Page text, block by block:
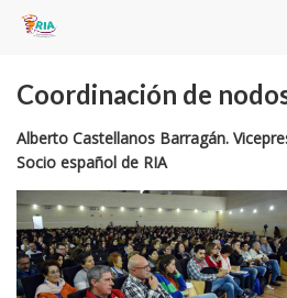
Coordinación de
Alberto Castellanos Barragán.
Socio español de RIA